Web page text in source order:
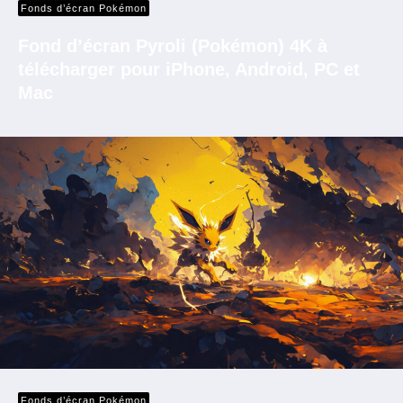
Fonds d’écran Pokémon
Fonds d’écran Pokémon